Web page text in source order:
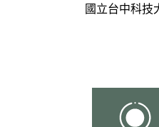
國立台中科技